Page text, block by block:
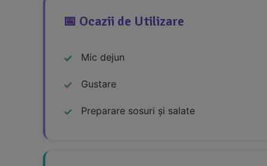
📅 Ocazii de Utilizare
Mic dejun
Gustare
Preparare sosuri și salate